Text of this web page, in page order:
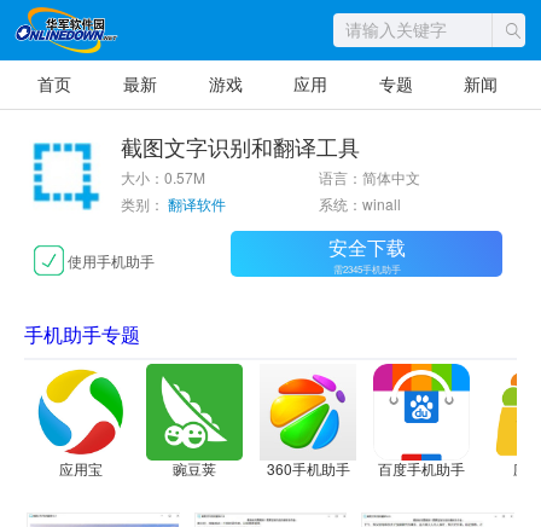
首页 最新 游戏 应用 专题 新闻
截图文字识别和翻译工具
大小：0.57M
语言：简体中文
类别： 翻译软件 系统：winall
使用手机助手 安全下载
需2345手机助手
手机助手专题
应用宝 豌豆荚 360手机助手 百度手机助手 应